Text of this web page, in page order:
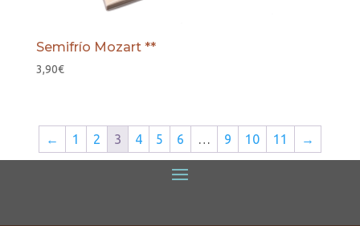
Semifrío Mozart **
3,90€
← 1 2 3 4 5 6 … 9 10 11 →